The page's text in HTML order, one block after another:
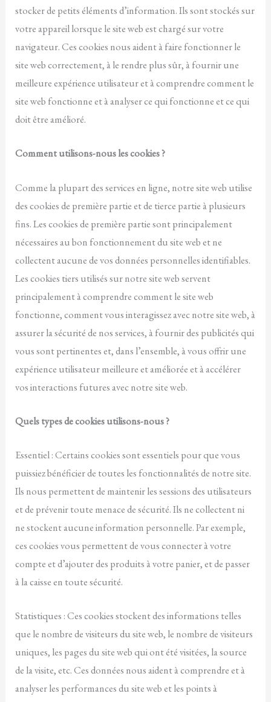
stocker de petits éléments d’information. Ils sont stockés sur
votre appareil lorsque le site web est chargé sur votre
navigateur. Ces cookies nous aident à faire fonctionner le
site web correctement, à le rendre plus sûr, à fournir une
meilleure expérience utilisateur et à comprendre comment le
site web fonctionne et à analyser ce qui fonctionne et ce qui
doit être amélioré.
Comment utilisons-nous les cookies ?
Comme la plupart des services en ligne, notre site web utilise
des cookies de première partie et de tierce partie à plusieurs
fins. Les cookies de première partie sont principalement
nécessaires au bon fonctionnement du site web et ne
collectent aucune de vos données personnelles identifiables.
Les cookies tiers utilisés sur notre site web servent
principalement à comprendre comment le site web
fonctionne, comment vous interagissez avec notre site web, à
assurer la sécurité de nos services, à fournir des publicités qui
vous sont pertinentes et, dans l’ensemble, à vous offrir une
expérience utilisateur meilleure et améliorée et à accélérer
vos interactions futures avec notre site web.
Quels types de cookies utilisons-nous ?
Essentiel : Certains cookies sont essentiels pour que vous
puissiez bénéficier de toutes les fonctionnalités de notre site.
Ils nous permettent de maintenir les sessions des utilisateurs
et de prévenir toute menace de sécurité. Ils ne collectent ni
ne stockent aucune information personnelle. Par exemple,
ces cookies vous permettent de vous connecter à votre
compte et d’ajouter des produits à votre panier, et de passer
à la caisse en toute sécurité.
Statistiques : Ces cookies stockent des informations telles
que le nombre de visiteurs du site web, le nombre de visiteurs
uniques, les pages du site web qui ont été visitées, la source
de la visite, etc. Ces données nous aident à comprendre et à
analyser les performances du site web et les points à